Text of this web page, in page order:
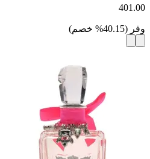
401.00
وفر (
40.15
% خصم)